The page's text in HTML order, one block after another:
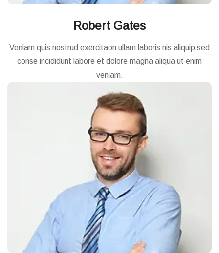
Robert Gates
Veniam quis nostrud exercitaon ullam laboris nis aliquip sed
conse incididunt labore et dolore magna aliqua ut enim
veniam.